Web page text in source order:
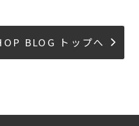
BLOG トップへ